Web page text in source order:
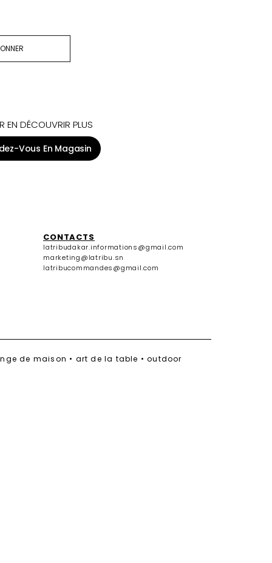
EN DÉCOUVRIR PLUS
Vous En Magasin
CONTACTS
latribudakar.informations@gmail.com
marketing@latribu.sn
latribucommandes@gmail.com
de maison • art de la table • outdoor